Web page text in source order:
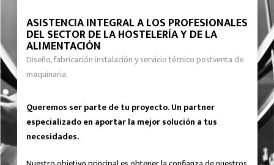
ASISTENCIA INTEGRAL A LOS PROFESIONALES
DEL SECTOR DE LA HOSTELERÍA Y DE LA
ALIMENTACIÓN
Diseño, fabricación instalación y servicio técnico postventa de
maquinaria.
Queremos ser parte de tu proyecto. Un partner
especializado en aportar la mejor solución a tus
necesidades.